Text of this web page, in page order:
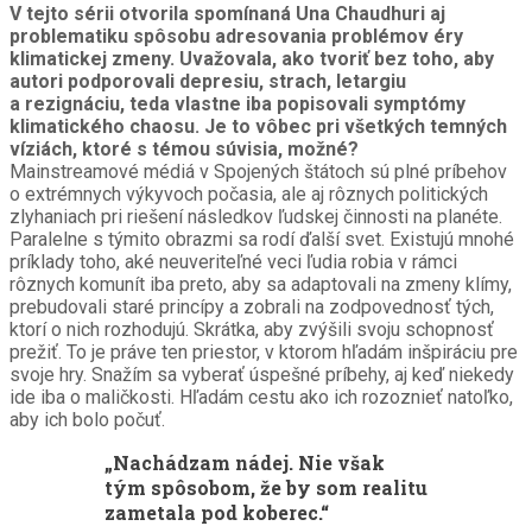
V tejto sérii otvorila spomínaná Una Chaudhuri aj
problematiku spôsobu adresovania problémov éry
klimatickej zmeny. Uvažovala, ako tvoriť bez toho, aby
autori podporovali depresiu, strach, letargiu
a rezignáciu, teda vlastne iba popisovali symptómy
klimatického chaosu. Je to vôbec pri všetkých temných
víziách, ktoré s témou súvisia, možné?
Mainstreamové médiá v Spojených štátoch sú plné príbehov
o extrémnych výkyvoch počasia, ale aj rôznych politických
zlyhaniach pri riešení následkov ľudskej činnosti na planéte.
Paralelne s týmito obrazmi sa rodí ďalší svet. Existujú mnohé
príklady toho, aké neuveriteľné veci ľudia robia v rámci
rôznych komunít iba preto, aby sa adaptovali na zmeny klímy,
prebudovali staré princípy a zobrali na zodpovednosť tých,
ktorí o nich rozhodujú. Skrátka, aby zvýšili svoju schopnosť
prežiť. To je práve ten priestor, v ktorom hľadám inšpiráciu pre
svoje hry. Snažím sa vyberať úspešné príbehy, aj keď niekedy
ide iba o maličkosti. Hľadám cestu ako ich rozoznieť natoľko,
aby ich bolo počuť.
„Nachádzam nádej. Nie však
tým spôsobom, že by som realitu
zametala pod koberec.“